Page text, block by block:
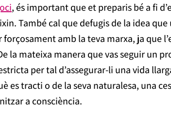
, és important que et preparis bé a fi
També cal que defugis de la idea
amb la teva marxa, ja que
la mateixa manera que vas seguir un
per tal d’assegurar-li una vida
es tracti o de la seva naturalesa, una
a consciència.